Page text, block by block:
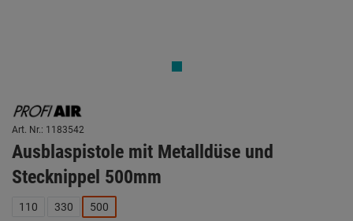
Art. Nr.: 1183542
Ausblaspistole mit Metalldüse und
Stecknippel 500mm
110 330 500